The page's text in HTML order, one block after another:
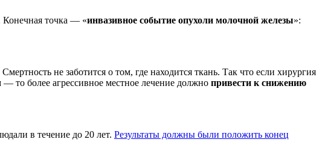
Конечная точка — «инвазивное событие опухоли молочной железы»:
не заботится о том, где находится ткань. Так что если хирургия
то более агрессивное местное лечение должно привести к снижению
в течение до 20 лет. Результаты должны были положить конец